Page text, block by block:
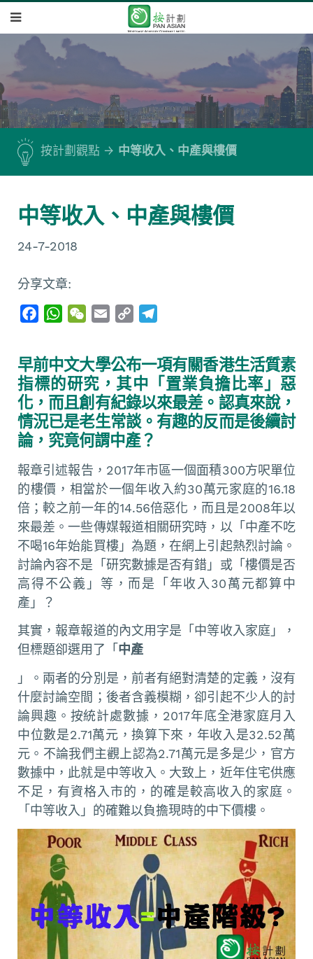
按計劃觀點 中等收入、中產與樓價
中等收入、中產與樓價
24-7-2018
分享文章:
e
b
o
o
k
W
t
s
A
p
p
W
h
a
t
i
l
y
L
i
n
k
e
g
r
a
早前中文大學公布一項有關香港生活質素
指標的研究，其中「置業負擔比率」惡
化，而且創有紀錄以來最差。認真來說，
情況已是老生常談。有趣的反而是後續討
論，究竟何謂中產？
報章引述報告，2017年市區一個面積300方呎單位
的樓價，相當於一個年收入約30萬元家庭的16.18
倍；較之前一年的14.56倍惡化，而且是2008年以
來最差。一些傳媒報道相關研究時，以「中產不吃
不喝16年始能買樓」為題，在網上引起熱烈討論。
討論內容不是「研究數據是否有錯」或「樓價是否
高得不公義」等，而是「年收入30萬元都算中
產」？
其實，報章報道的內文用字是「中等收入家庭」，
但標題卻選用了「 中產
」。兩者的分別是，前者有絕對清楚的定義，沒有
什麼討論空間；後者含義模糊，卻引起不少人的討
論興趣。按統計處數據，2017年底全港家庭月入
中位數是2.71萬元，換算下來，年收入是32.52萬
元。不論我們主觀上認為2.71萬元是多是少，官方
數據中，此就是中等收入。大致上，近年住宅供應
不足，有資格入市的，的確是較高收入的家庭。
「中等收入」的確難以負擔現時的中下價樓。